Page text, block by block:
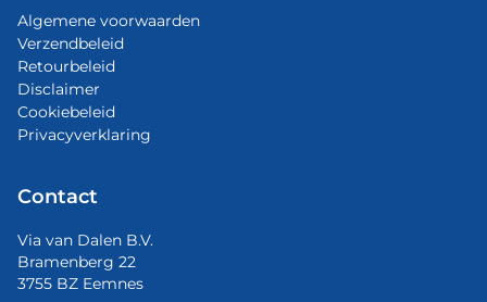
Algemene voorwaarden
Verzendbeleid
Retourbeleid
Disclaimer
Cookiebeleid
Privacyverklaring
Contact
Via van Dalen B.V.
Bramenberg 22
3755 BZ Eemnes